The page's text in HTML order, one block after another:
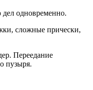
дел одновременно.
сложные прически,
Переедание
пузыря.